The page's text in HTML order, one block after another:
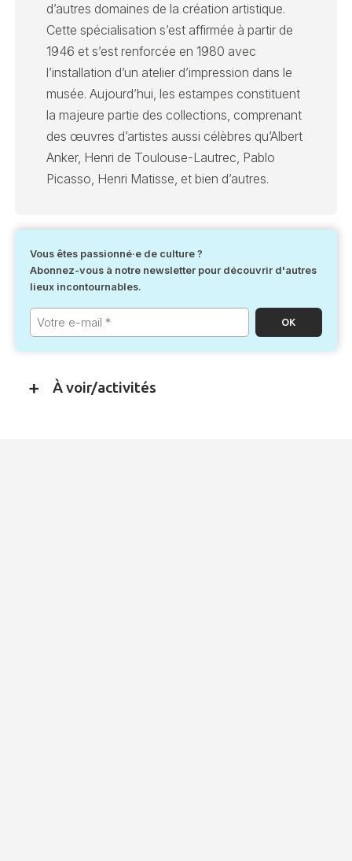
d’autres domaines de la création artistique.
Cette spécialisation s’est affirmée à partir de
1946 et s’est renforcée en 1980 avec
l’installation d’un atelier d’impression dans le
musée. Aujourd’hui, les estampes constituent
la majeure partie des collections, comprenant
des œuvres d’artistes aussi célèbres qu’Albert
Anker, Henri de Toulouse-Lautrec, Pablo
Picasso, Henri Matisse, et bien d’autres.
Vous êtes passionné·e de culture ?
Abonnez-vous à notre newsletter pour découvrir d'autres
lieux incontournables.
Votre
e-
mail
À voir/activités